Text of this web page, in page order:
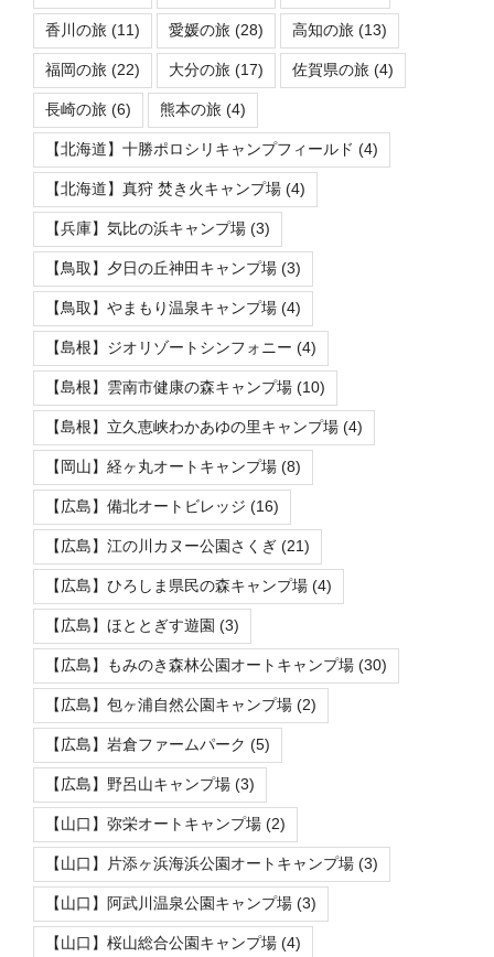
香川の旅 (11) 愛媛の旅 (28) 高知の旅 (13)
福岡の旅 (22) 大分の旅 (17) 佐賀県の旅 (4)
長崎の旅 (6) 熊本の旅 (4)
【北海道】十勝ポロシリキャンプフィールド (4)
【北海道】真狩 焚き火キャンプ場 (4)
【兵庫】気比の浜キャンプ場 (3)
【鳥取】夕日の丘神田キャンプ場 (3)
【鳥取】やまもり温泉キャンプ場 (4)
【島根】ジオリゾートシンフォニー (4)
【島根】雲南市健康の森キャンプ場 (10)
【島根】立久恵峡わかあゆの里キャンプ場 (4)
【岡山】経ヶ丸オートキャンプ場 (8)
【広島】備北オートビレッジ (16)
【広島】江の川カヌー公園さくぎ (21)
【広島】ひろしま県民の森キャンプ場 (4)
【広島】ほととぎす遊園 (3)
【広島】もみのき森林公園オートキャンプ場 (30)
【広島】包ヶ浦自然公園キャンプ場 (2)
【広島】岩倉ファームパーク (5)
【広島】野呂山キャンプ場 (3)
【山口】弥栄オートキャンプ場 (2)
【山口】片添ヶ浜海浜公園オートキャンプ場 (3)
【山口】阿武川温泉公園キャンプ場 (3)
【山口】桜山総合公園キャンプ場 (4)